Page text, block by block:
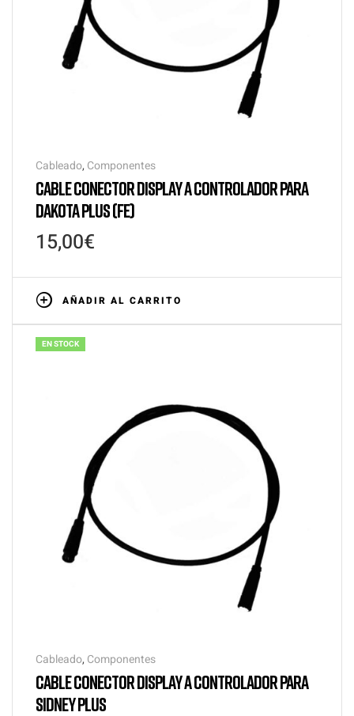
Cableado, Componentes
CABLE CONECTOR DISPLAY A CONTROLADOR PARA
DAKOTA PLUS (FE)
15,00€
AÑADIR AL CARRITO
EN STOCK
Cableado, Componentes
CABLE CONECTOR DISPLAY A CONTROLADOR PARA
SIDNEY PLUS